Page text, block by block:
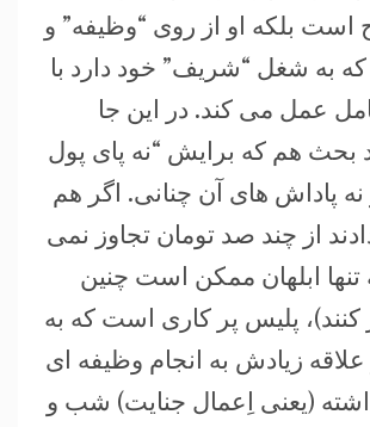
است بلکه او از روی “وظیفه” و
که به شغل “شریف” خود دارد با
عمل می کند. در این جا
بحث هم که برایش “نه پای پول
نه پاداش های آن چنانی. اگر هم
از چند صد تومان تجاوز نمی
تنها ابلهان ممکن است چنین
کنند)، پلیس پر کاری است که به
زیادش به انجام وظیفه ای
(یعنی اِعمال جنایت) شب و